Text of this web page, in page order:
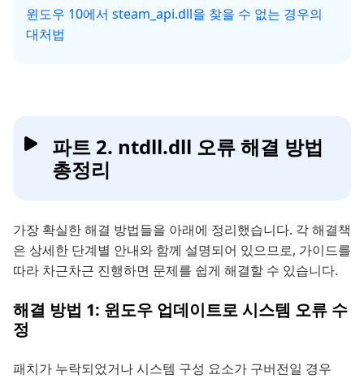
윈도우 10에서 steam_api.dll을 찾을 수 없는 경우의
대처법
파트 2. ntdll.dll 오류 해결 방법
총정리
가장 확실한 해결 방법들을 아래에 정리했습니다. 각 해결책
은 상세한 단계별 안내와 함께 설명되어 있으므로, 가이드를
따라 차근차근 진행하면 문제를 쉽게 해결할 수 있습니다.
해결 방법 1: 윈도우 업데이트로 시스템 오류 수
정
패치가 누락되었거나 시스템 구성 요소가 구버전일 경우